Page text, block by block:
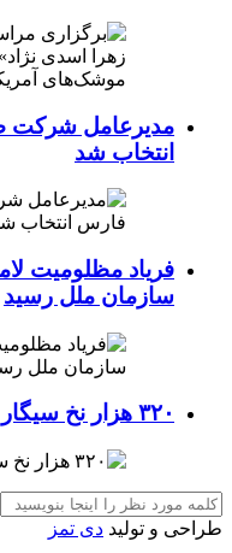
مدیرعامل شرکت
انتخاب شد
فریاد مظلومیت
سازمان ملل رسید
۳۲۰ هزار نخ سیگار قاچاق در لامرد کشف شد
طراحی و تولید دی تمز